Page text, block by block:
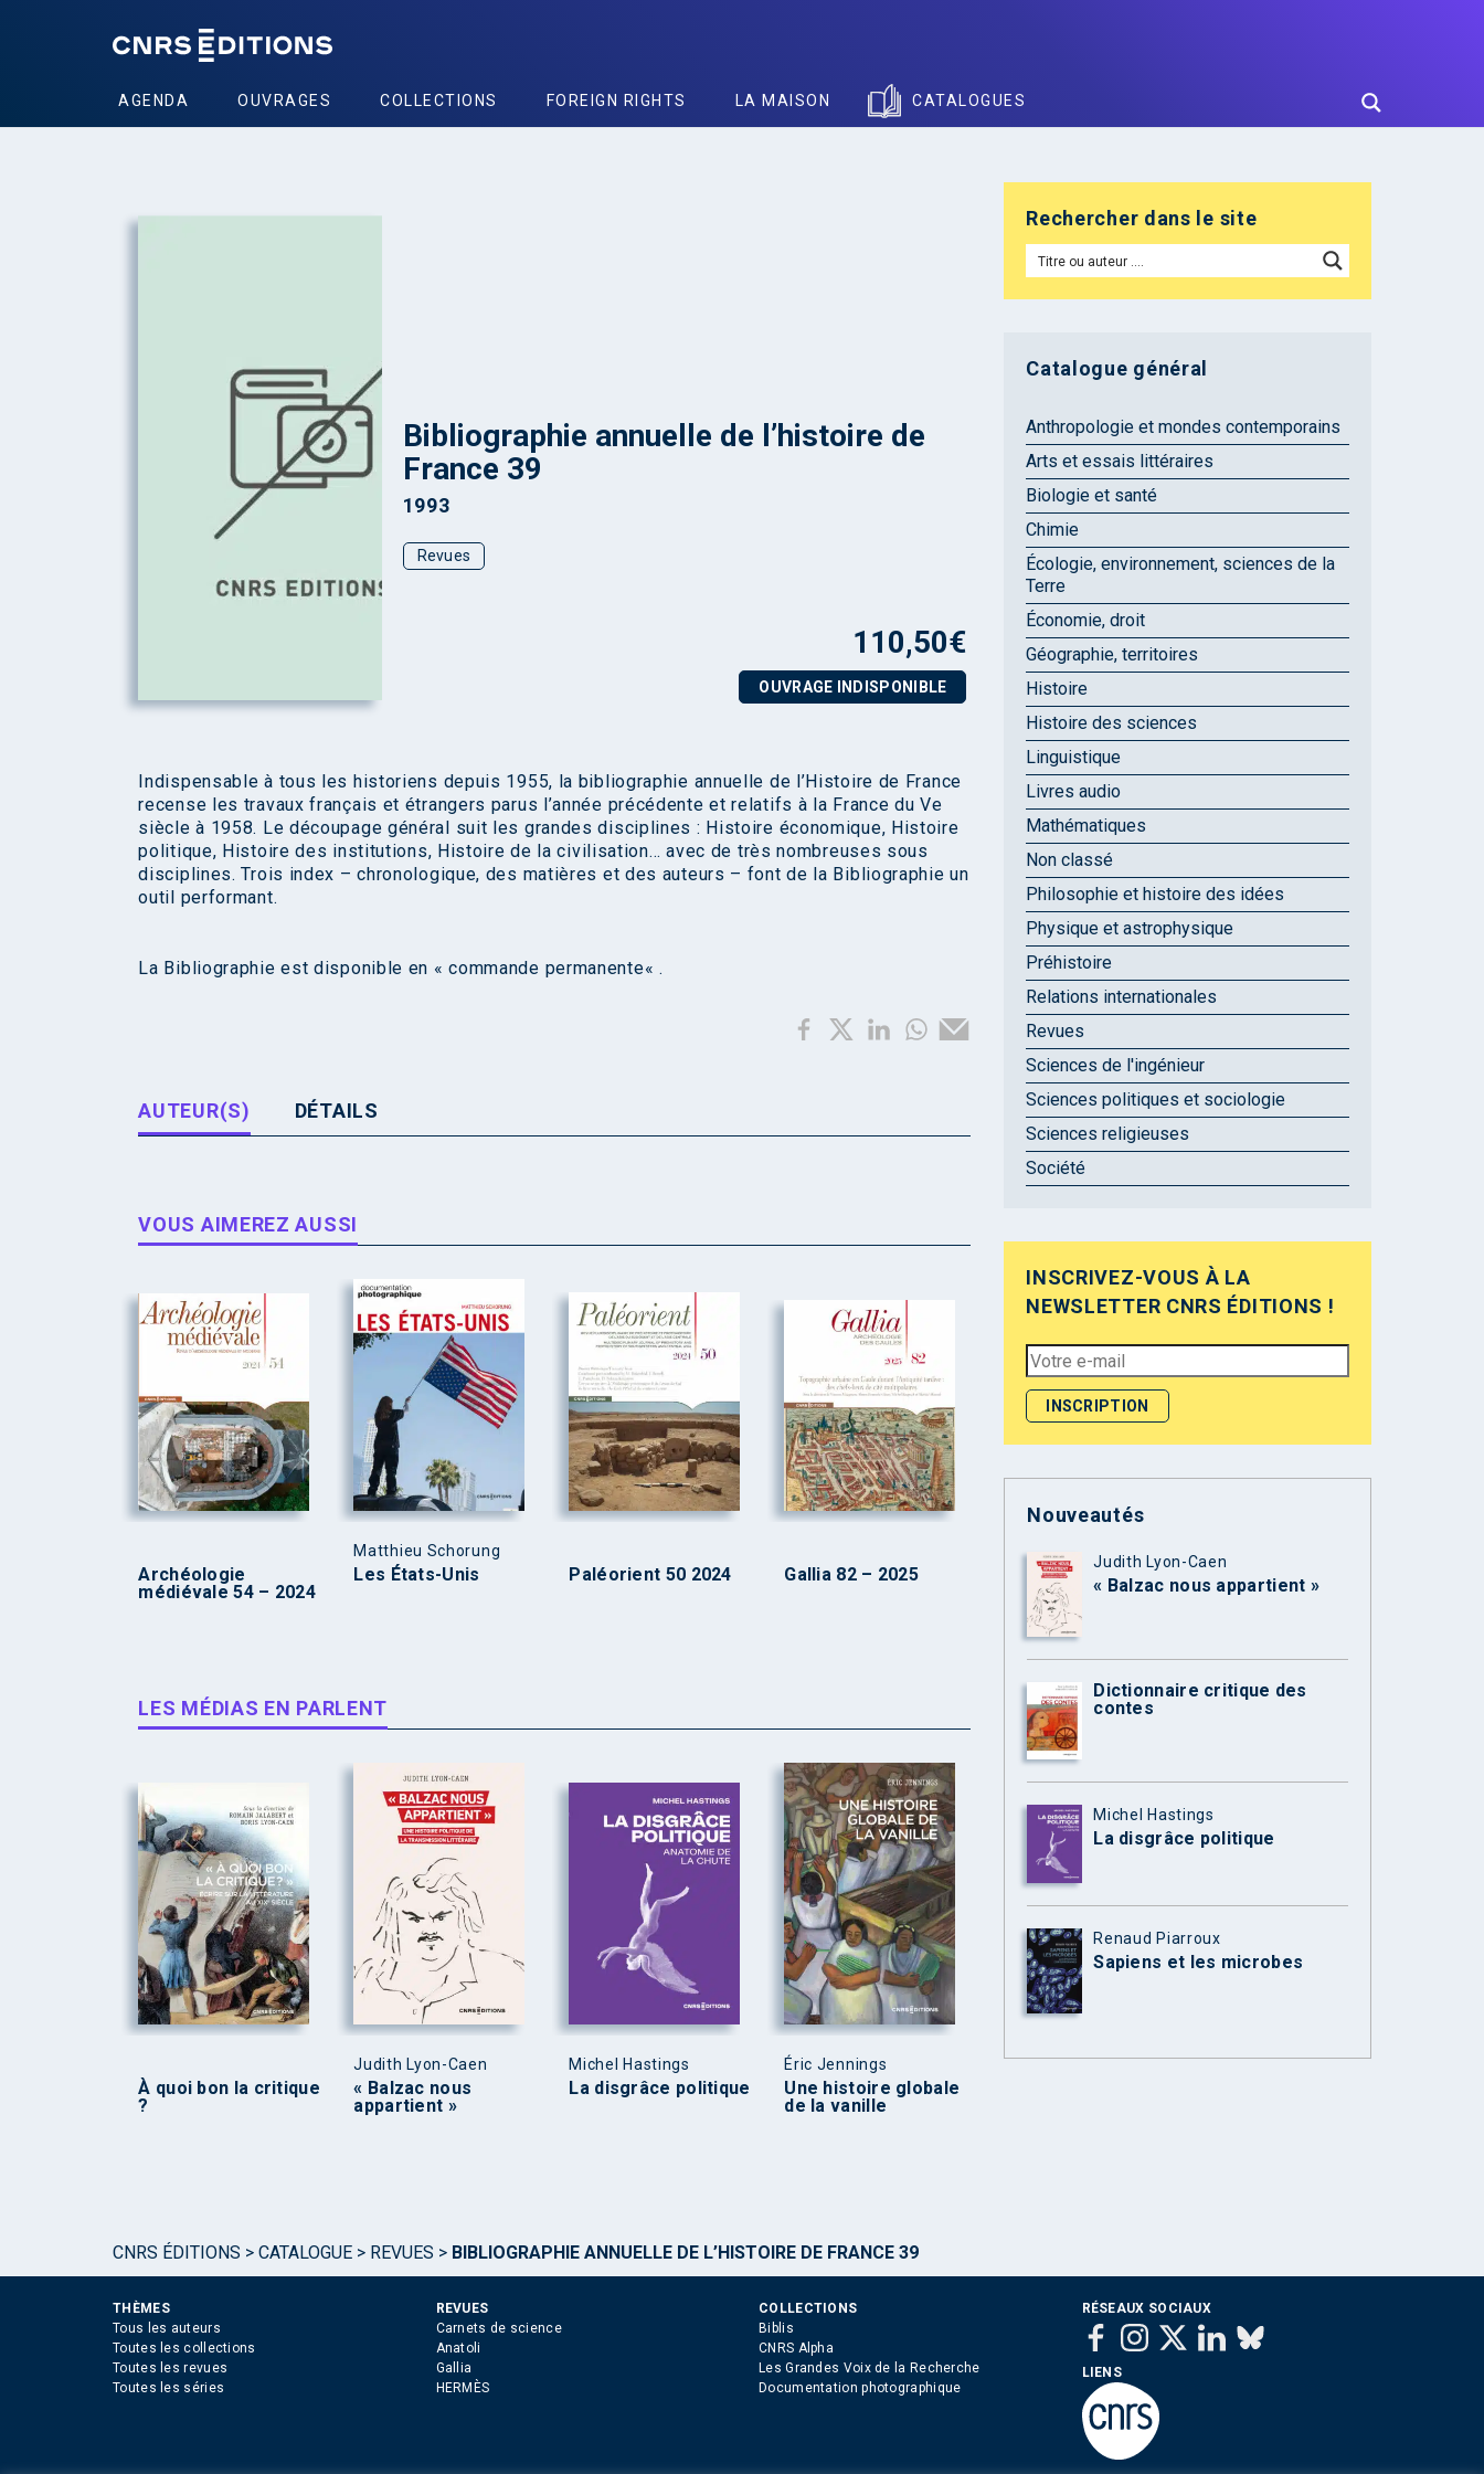
AGENDA OUVRAGES COLLECTIONS FOREIGN RIGHTS LA MAISON CATALOGUES
Bibliographie annuelle de l’histoire de
France 39
1993
Revues
110,50€
OUVRAGE INDISPONIBLE
Indispensable à tous les historiens depuis 1955, la bibliographie annuelle de l’Histoire de France
recense les travaux français et étrangers parus l’année précédente et relatifs à la France du Ve
siècle à 1958. Le découpage général suit les grandes disciplines : Histoire économique, Histoire
politique, Histoire des institutions, Histoire de la civilisation… avec de très nombreuses sous
disciplines. Trois index – chronologique, des matières et des auteurs – font de la Bibliographie un
outil performant.
La Bibliographie est disponible en «commande permanente« .
AUTEUR(S) DÉTAILS
VOUS AIMEREZ AUSSI
Archéologie
médiévale 54 – 2024
Matthieu Schorung
Les États-Unis Paléorient 50 2024 Gallia 82 – 2025
LES MÉDIAS EN PARLENT
À quoi bon la critique
?
Judith Lyon-Caen
« Balzac nous
appartient »
Michel Hastings
La disgrâce politique
Éric Jennings
Une histoire globale
de la vanille
Rechercher dans le site
Catalogue général
Anthropologie et mondes contemporains
Arts et essais littéraires
Biologie et santé
Chimie
Écologie, environnement, sciences de la
Terre
Économie, droit
Géographie, territoires
Histoire
Histoire des sciences
Linguistique
Livres audio
Mathématiques
Non classé
Philosophie et histoire des idées
Physique et astrophysique
Préhistoire
Relations internationales
Revues
Sciences de l'ingénieur
Sciences politiques et sociologie
Sciences religieuses
Société
INSCRIVEZ-VOUS À LA
NEWSLETTER CNRS ÉDITIONS !
Nouveautés
Judith Lyon-Caen
« Balzac nous appartient »
Dictionnaire critique des
contes
Michel Hastings
La disgrâce politique
Renaud Piarroux
Sapiens et les microbes
CNRS ÉDITIONS > CATALOGUE > REVUES > BIBLIOGRAPHIE ANNUELLE DE L’HISTOIRE DE FRANCE 39
THÈMES
Tous les auteurs
Toutes les collections
Toutes les revues
Toutes les séries
REVUES
Carnets de science
Anatoli
Gallia
HERMÈS
COLLECTIONS
Biblis
CNRS Alpha
Les Grandes Voix de la Recherche
Documentation photographique
RÉSEAUX SOCIAUX
LIENS